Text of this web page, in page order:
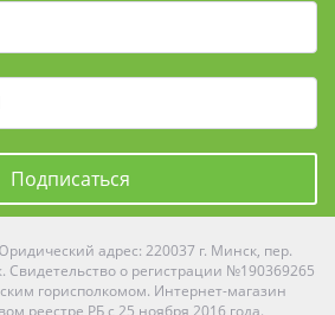
Подписаться
адрес: 220037 г. Минск, пер.
Свидетельство о регистрации №190369265
горисполкомом. Интернет-магазин
реестре РБ с 25 ноября 2016 года.